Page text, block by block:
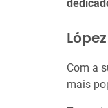
López
Com a
mais